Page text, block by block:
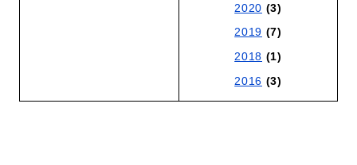
2020 (3)
2019 (7)
2018 (1)
2016 (3)